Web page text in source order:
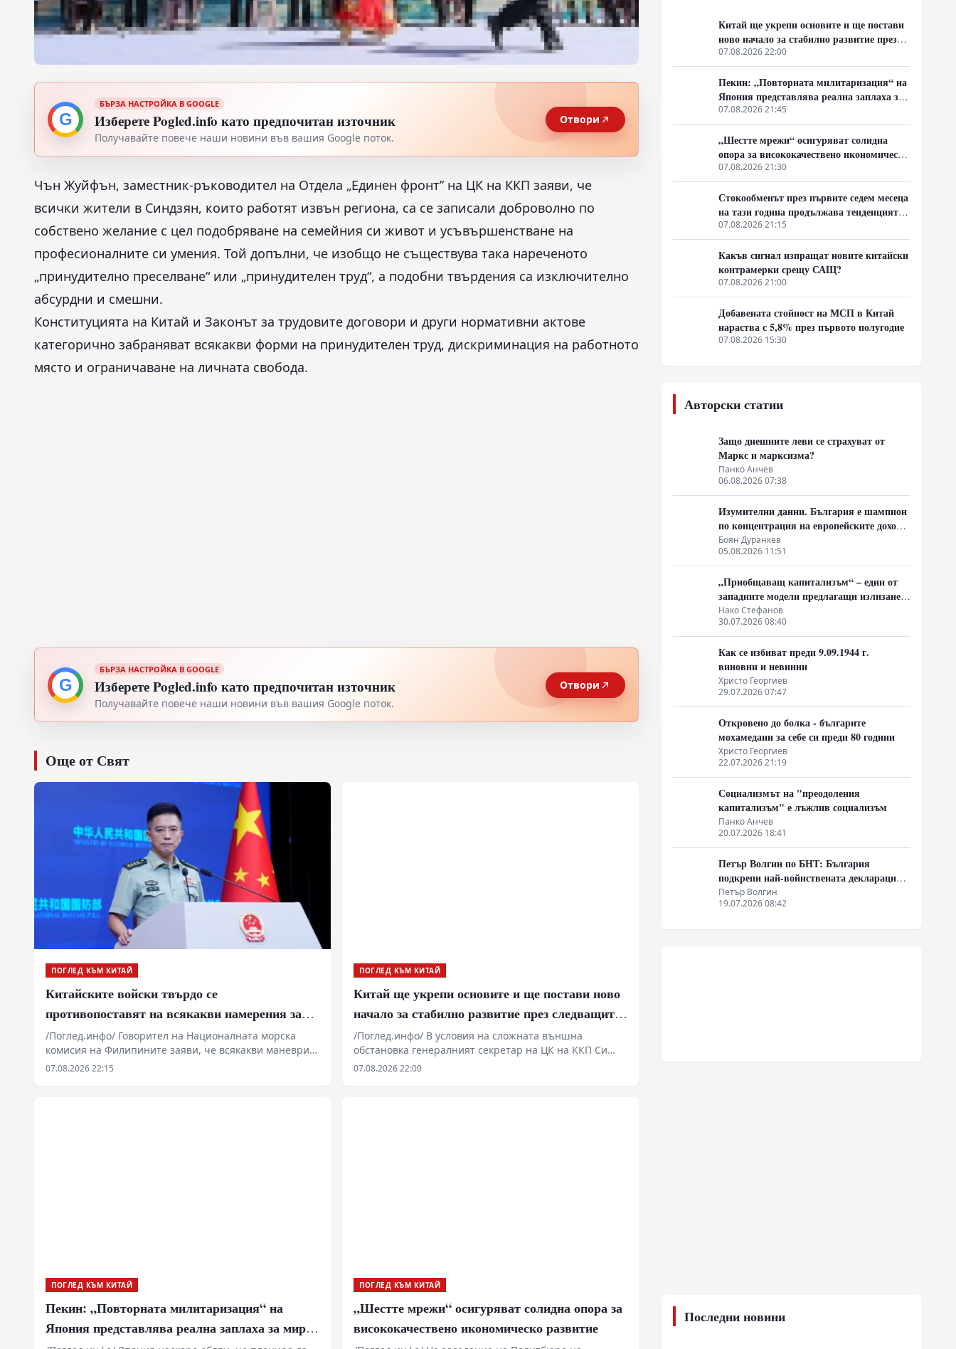
G
БЪРЗА НАСТРОЙКА В GOOGLE
Изберете Pogled.info като предпочитан източник
Получавайте повече наши новини във вашия Google поток.
Отвори
Чън Жуйфън, заместник-ръководител на Отдела „Единен фронт” на ЦК на ККП заяви, че
всички жители в Синдзян, които работят извън региона, са се записали доброволно по
собствено желание с цел подобряване на семейния си живот и усъвършенстване на
професионалните си умения. Той допълни, че изобщо не съществува така нареченото
„принудително преселване“ или „принудителен труд“, а подобни твърдения са изключително
абсурдни и смешни.
Конституцията на Китай и Законът за трудовите договори и други нормативни актове
категорично забраняват всякакви форми на принудителен труд, дискриминация на работното
място и ограничаване на личната свобода.
G
БЪРЗА НАСТРОЙКА В GOOGLE
Изберете Pogled.info като предпочитан източник
Получавайте повече наши новини във вашия Google поток.
Отвори
Още от Свят
ПОГЛЕД КЪМ КИТАЙ
Китайските войски твърдо се
противопоставят на всякакви намерения за
провокации в Южнокитайско море
/Поглед.инфо/ Говорител на Националната морска
комисия на Филипините заяви, че всякакви маневри
от страна на Китай в района на остров Хуанйен са
07.08.2026 22:15
ПОГЛЕД КЪМ КИТАЙ
Китай ще укрепи основите и ще постави ново
начало за стабилно развитие през следващите
пет години
/Поглед.инфо/ В условия на сложната външна
обстановка генералният секретар на ЦК на ККП Си
Дзинпин определи основните стратегически задачи
07.08.2026 22:00
ПОГЛЕД КЪМ КИТАЙ
Пекин: „Повторната милитаризация“ на
Япония представлява реална заплаха за мира
ПОГЛЕД КЪМ КИТАЙ
„Шестте мрежи“ осигуряват солидна опора за
висококачествено икономическо развитие
Китай ще укрепи основите и ще постави
ново начало за стабилно развитие през
следващите пет години
07.08.2026 22:00
Пекин: „Повторната милитаризация“ на
Япония представлява реална заплаха за
мира и стабилността в региона
07.08.2026 21:45
„Шестте мрежи“ осигуряват солидна
опора за висококачествено икономическо
развитие
07.08.2026 21:30
Стокообменът през първите седем месеца
на тази година продължава тенденцията
си на растеж
07.08.2026 21:15
Какъв сигнал изпращат новите китайски
контрамерки срещу САЩ?
07.08.2026 21:00
Добавената стойност на МСП в Китай
нараства с 5,8% през първото полугодие
07.08.2026 15:30
Авторски статии
Защо днешните леви се страхуват от
Маркс и марксизма?
Панко Анчев
06.08.2026 07:38
Изумителни данни. България е шампион
по концентрация на европейските доходи
в ръцете на най-богатия 1%, надминава
и САЩ
Боян Дуранкев
05.08.2026 11:51
„Приобщаващ капитализъм“ – един от
западните модели предлагащи излизане
от системата на неолиберализма
Нако Стефанов
30.07.2026 08:40
Как се избиват преди 9.09.1944 г.
виновни и невинни
Христо Георгиев
29.07.2026 07:47
Откровено до болка - българите
мохамедани за себе си преди 80 години
Христо Георгиев
22.07.2026 21:19
Социализмът на "преодоления
капитализъм" е лъжлив социализъм
Панко Анчев
20.07.2026 18:41
Петър Волгин по БНТ: България
подкрепи най-войнствената декларация,
която някога съм чел
Петър Волгин
19.07.2026 08:42
Последни новини